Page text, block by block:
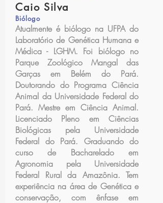
Caio Silva
Biólogo
Atualmente é biólogo na UFPA do
Laboratório de Genética Humana e
Médica - LGHM. Foi biólogo no
Parque Zoológico Mangal das
Garças em Belém do Pará.
Doutorando do Programa Ciência
Animal da Universidade Federal do
Pará. Mestre em Ciência Animal.
Licenciado Pleno em Ciências
Biológicas pela Universidade
Federal do Pará. Graduando do
curso de Bacharelado em
Agronomia pela Universidade
Federal Rural da Amazônia. Tem
experiência na área de Genética e
conservação, com ênfase em